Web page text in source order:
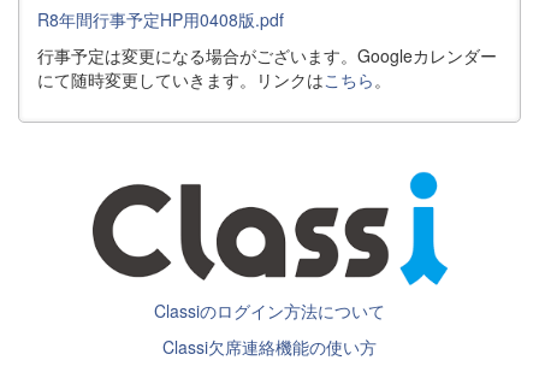
R8年間行事予定HP用0408版.pdf
行事予定は変更になる場合がございます。Googleカレンダー
にて随時変更していきます。リンクはこちら。
Classiのログイン方法について
Classi欠席連絡機能の使い方